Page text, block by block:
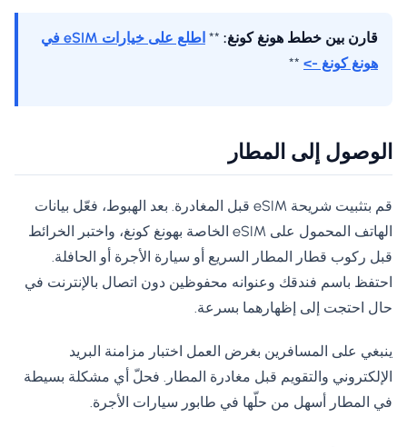
قارن بين خطط هونغ كونغ: **
اطلع على خيارات eSIM في
هونغ كونغ -> **
الوصول إلى المطار
قم بتثبيت شريحة eSIM قبل المغادرة. بعد الهبوط، فعّل بيانات
الهاتف المحمول على eSIM الخاصة بهونغ كونغ، واختبر الخرائط
قبل ركوب قطار المطار السريع أو سيارة الأجرة أو الحافلة.
احتفظ باسم فندقك وعنوانه محفوظين دون اتصال بالإنترنت في
حال احتجت إلى إظهارهما بسرعة.
ينبغي على المسافرين بغرض العمل اختبار مزامنة البريد
الإلكتروني والتقويم قبل مغادرة المطار. فحلّ أي مشكلة بسيطة
في المطار أسهل من حلّها في طابور سيارات الأجرة.